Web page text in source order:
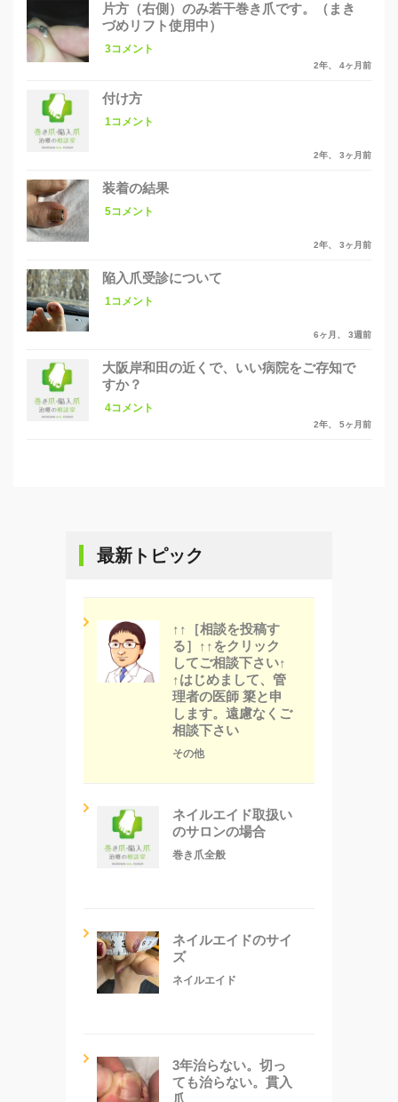
片方（右側）のみ若干巻き爪です。（まき
づめリフト使用中）
3コメント
2年、 4ヶ月前
付け方
1コメント
2年、 3ヶ月前
装着の結果
5コメント
2年、 3ヶ月前
陥入爪受診について
1コメント
6ヶ月、 3週前
大阪岸和田の近くで、いい病院をご存知で
すか？
4コメント
2年、 5ヶ月前
最新トピック
↑↑［相談を投稿す
る］↑↑をクリック
してご相談下さい↑
↑はじめまして、管
理者の医師 簗と申
します。遠慮なくご
相談下さい
その他
ネイルエイド取扱い
のサロンの場合
巻き爪全般
ネイルエイドのサイ
ズ
ネイルエイド
3年治らない。切っ
ても治らない。貫入